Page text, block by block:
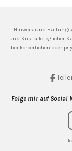
Hinweis und
und Kristalle jeglicher
bei körperlichen oder
Folge mir auf Social